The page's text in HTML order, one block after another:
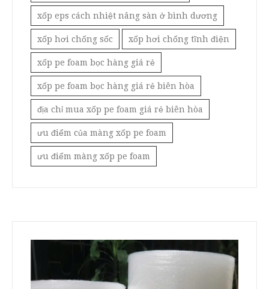
xốp eps cách nhiệt nâng sàn ở bình dương
xốp hơi chống sốc xốp hơi chống tĩnh điện
xốp pe foam bọc hàng giá rẻ
xốp pe foam bọc hàng giá rẻ biên hòa
địa chỉ mua xốp pe foam giá rẻ biên hòa
ưu điểm của màng xốp pe foam
ưu điểm màng xốp pe foam